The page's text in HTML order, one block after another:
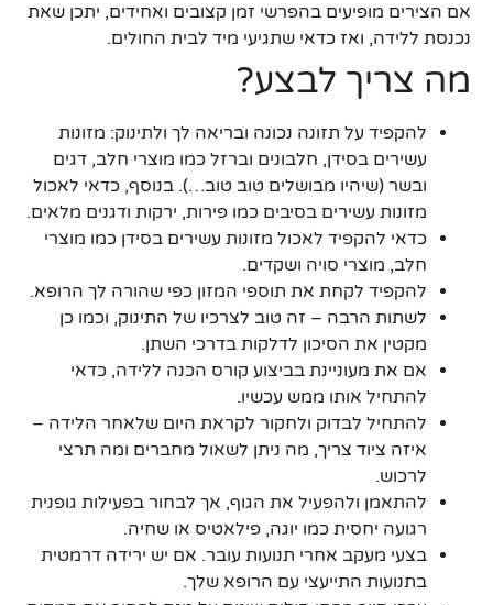
אם הצירים מופיעים בהפרשי זמן קצובים ואחידים, יתכן שאת
נכנסת ללידה, ואז כדאי שתגיעי מיד לבית החולים.
מה צריך לבצע?
להקפיד על תזונה נכונה ובריאה לך ולתינוק: מזונות
עשירים בסידן, חלבונים וברזל כמו מוצרי חלב, דגים
ובשר (שיהיו מבושלים טוב טוב…). בנוסף, כדאי לאכול
מזונות עשירים בסיבים כמו פירות, ירקות ודגנים מלאים.
כדאי להקפיד לאכול מזונות עשירים בסידן כמו מוצרי
חלב, מוצרי סויה ושקדים.
להקפיד לקחת את תוספי המזון כפי שהורה לך הרופא.
לשתות הרבה – זה טוב לצרכיו של התינוק, וכמו כן
מקטין את הסיכון לדלקות בדרכי השתן.
אם את מעוניינת בביצוע קורס הכנה ללידה, כדאי
להתחיל אותו ממש עכשיו.
להתחיל לבדוק ולחקור לקראת היום שלאחר הלידה –
איזה ציוד צריך, מה ניתן לשאול מחברים ומה תרצי
לרכוש.
להתאמן ולהפעיל את הגוף, אך לבחור בפעילות גופנית
רגועה יחסית כמו יוגה, פילאטיס או שחיה.
בצעי מעקב אחרי תנועות עובר. אם יש ירידה דרמטית
בתנועות התייעצי עם הרופא שלך.